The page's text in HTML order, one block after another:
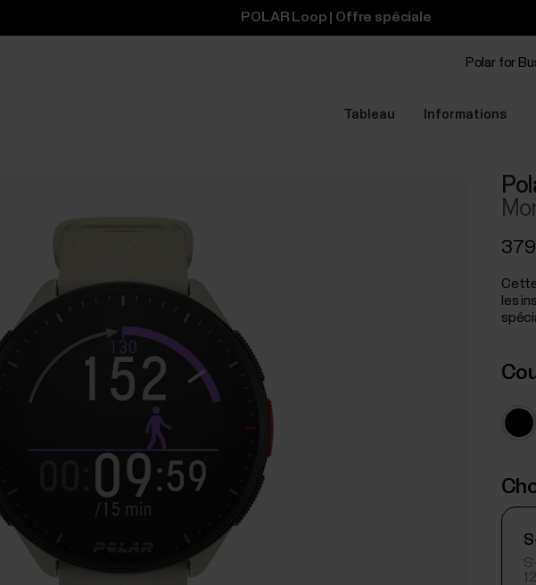
POLAR Loop | Offre spéciale
Polar for
Tableau Informations
les